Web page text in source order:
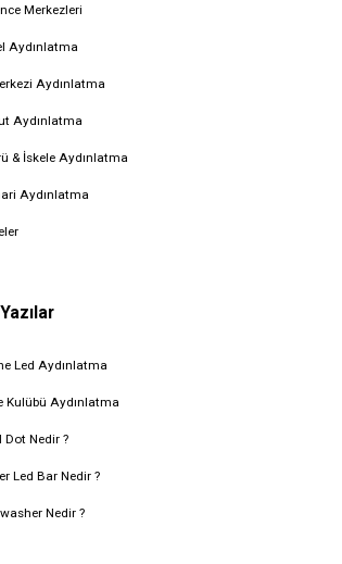
Merkezleri
Aydınlatma
Aydınlatma
Aydınlatma
& İskele Aydınlatma
Aydınlatma
Led Aydınlatma
Kulübü Aydınlatma
Dot Nedir ?
Led Bar Nedir ?
Nedir ?